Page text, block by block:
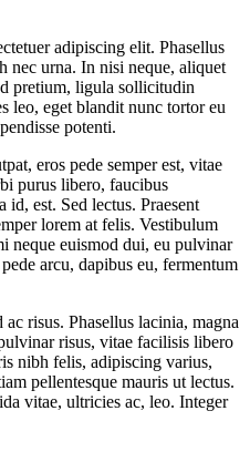
adipiscing elit. Phasellus
nec urna. In nisi neque, aliquet
pretium, ligula sollicitudin
leo, eget blandit nunc tortor eu
potenti.
eros pede semper est, vitae
purus libero, faucibus
est. Sed lectus. Praesent
lorem at felis. Vestibulum
neque euismod dui, eu pulvinar
arcu, dapibus eu, fermentum
risus. Phasellus lacinia, magna
risus, vitae facilisis libero
nibh felis, adipiscing varius,
pellentesque mauris ut lectus.
vitae, ultricies ac, leo. Integer